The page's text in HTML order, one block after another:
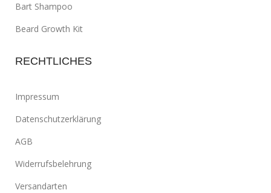
Bart Shampoo
Beard Growth Kit
RECHTLICHES
Impressum
Datenschutzerklärung
AGB
Widerrufsbelehrung
Versandarten